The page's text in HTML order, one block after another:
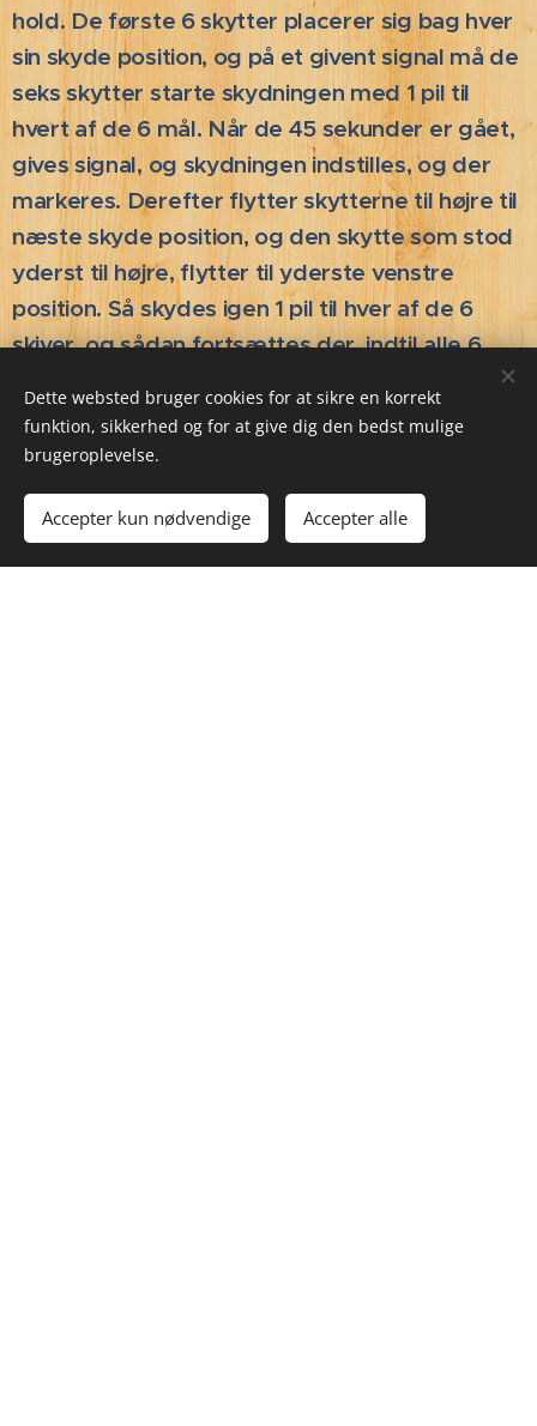
hold. De første 6 skytter placerer sig bag hver
sin skyde position, og på et givent signal må de
seks skytter starte skydningen med 1 pil til
hvert af de 6 mål. Når de 45 sekunder er gået,
gives signal, og skydningen indstilles, og der
markeres. Derefter flytter skytterne til højre til
næste skyde position, og den skytte som stod
yderst til højre, flytter til yderste venstre
position. Så skydes igen 1 pil til hver af de 6
skiver, og sådan fortsættes der, indtil alle 6
Hver træffer giver et point. Skydningen
slutter når alle på holdene har skudt
færdig, og pointene er talt sammen.
Dette websted bruger cookies for at sikre en korrekt
funktion, sikkerhed og for at give dig den bedst mulige
brugeroplevelse.
Accepter kun nødvendige Accepter alle